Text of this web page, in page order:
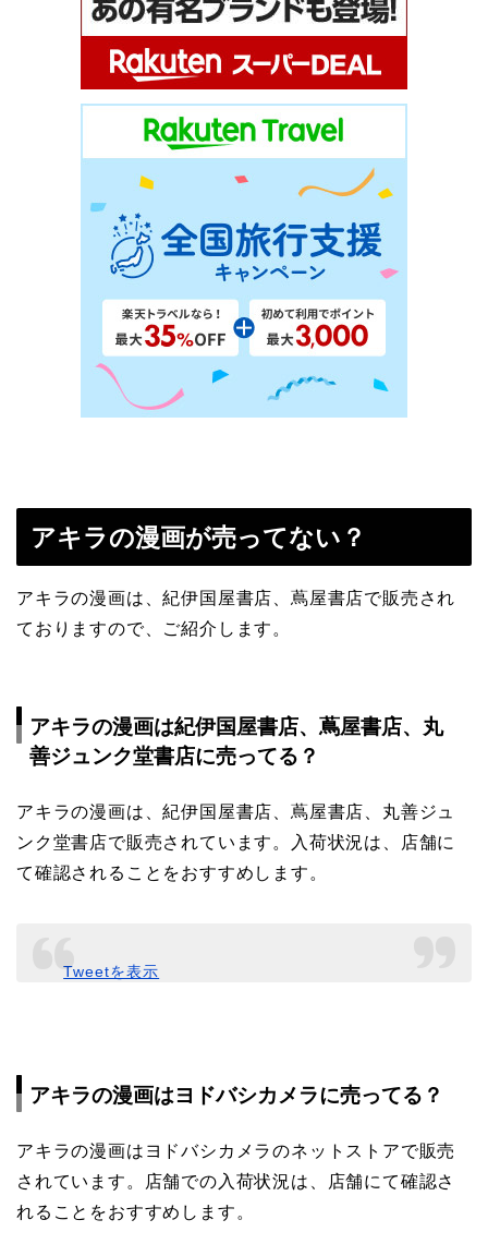
アキラの漫画が売ってない？
アキラの漫画は、紀伊国屋書店、蔦屋書店で販売され
ておりますので、ご紹介します。
アキラの漫画は紀伊国屋書店、蔦屋書店、丸
善ジュンク堂書店に売ってる？
アキラの漫画は、紀伊国屋書店、蔦屋書店、丸善ジュ
ンク堂書店で販売されています。入荷状況は、店舗に
て確認されることをおすすめします。
Tweetを表示
アキラの漫画はヨドバシカメラに売ってる？
アキラの漫画はヨドバシカメラのネットストアで販売
されています。店舗での入荷状況は、店舗にて確認さ
れることをおすすめします。